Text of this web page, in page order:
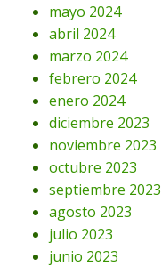
mayo 2024
abril 2024
marzo 2024
febrero 2024
enero 2024
diciembre 2023
noviembre 2023
octubre 2023
septiembre 2023
agosto 2023
julio 2023
junio 2023